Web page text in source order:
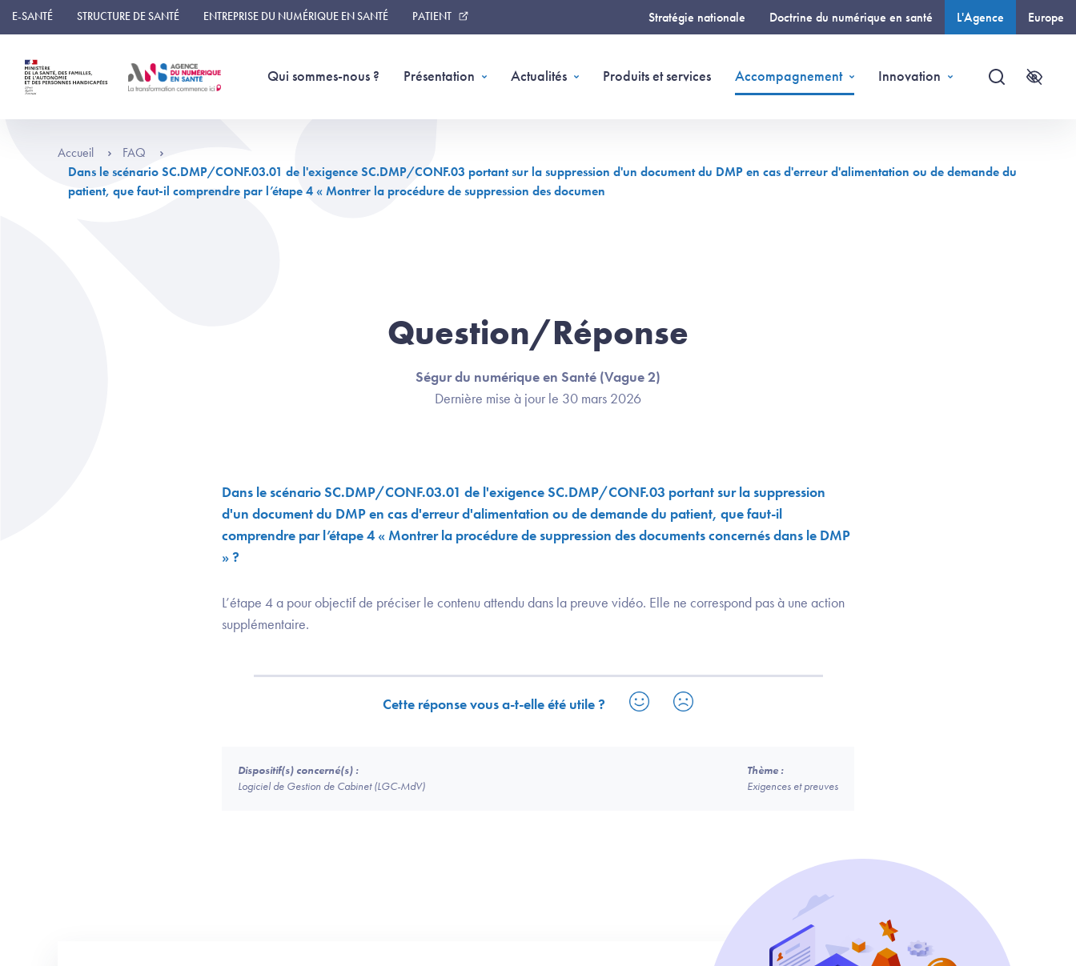
Panneau de gestion des cookies
E-SANTÉ STRUCTURE DE SANTÉ ENTREPRISE DU NUMÉRIQUE EN SANTÉ PATIENT Stratégie nationale Doctrine du numérique en santé L'Agence Europe
Qui sommes-nous ? Présentation Actualités Produits et services Accompagnement Innovation
Recherche
Accueil
FAQ
Dans le scénario SC.DMP/CONF.03.01 de l'exigence SC.DMP/CONF.03 portant sur la suppression d'un document du DMP en cas d'erreur d'alimentation ou de demande du
patient, que faut-il comprendre par l’étape 4 « Montrer la procédure de suppression des documen
Question/Réponse
Ségur du numérique en Santé (Vague 2)
Dernière mise à jour le 30 mars 2026
Dans le scénario SC.DMP/CONF.03.01 de l'exigence SC.DMP/CONF.03 portant sur la suppression
d'un document du DMP en cas d'erreur d'alimentation ou de demande du patient, que faut-il
comprendre par l’étape 4 « Montrer la procédure de suppression des documents concernés dans le DMP
» ?
L’étape 4 a pour objectif de préciser le contenu attendu dans la preuve vidéo. Elle ne correspond pas à une action
supplémentaire.
Cette réponse vous a-t-elle été utile ?
Dispositif(s) concerné(s) :
Logiciel de Gestion de Cabinet (LGC-MdV)
Thème :
Exigences et preuves